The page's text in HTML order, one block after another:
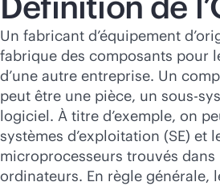
Un fabricant d’équipement
fabrique des composants pour
d’une autre entreprise. Un
peut être une pièce, un sous-
logiciel. À titre d’exemple, on
systèmes d’exploitation (SE) et
microprocesseurs trouvés dans
ordinateurs. En règle générale,